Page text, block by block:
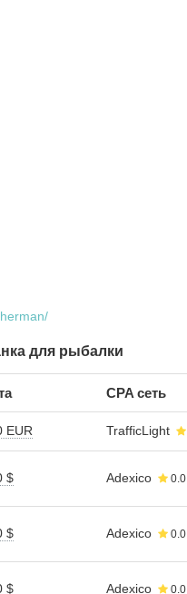
для рыбалки
CPA сеть
EUR TrafficLight
$ Adexico 0.0
$ Adexico 0.0
$ Adexico 0.0